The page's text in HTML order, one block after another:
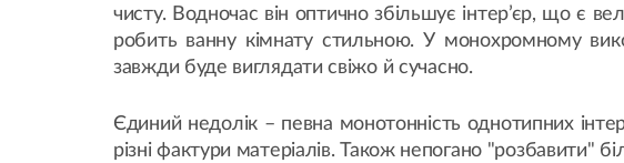
чисту. Водночас він оптично збільшує інтер’єр, що є
робить ванну кімнату стильною. У монохромному
завжди буде виглядати свіжо й сучасно.
Єдиний недолік – певна монотонність однотипних
різні фактури матеріалів. Також непогано "розбавити"